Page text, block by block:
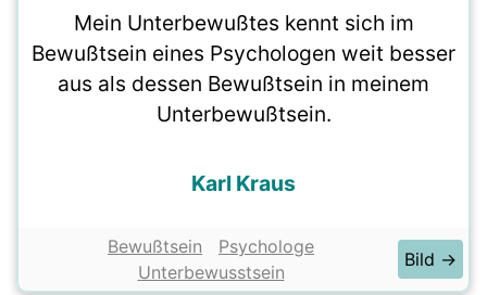
Mein Unterbewußtes kennt sich im
Bewußtsein eines Psychologen weit besser
aus als dessen Bewußtsein in meinem
Unterbewußtsein.
Karl Kraus
Bewußtsein
Psychologe
Unterbewusstsein
Bild →